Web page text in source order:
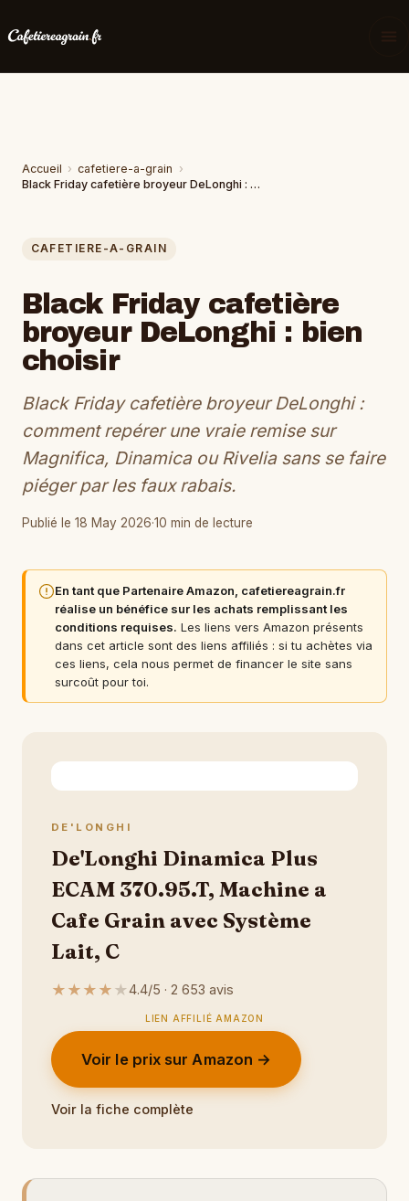
Accueil › cafetiere-a-grain ›
Black Friday cafetière broyeur DeLonghi : bien choisir
CAFETIERE-A-GRAIN
Black Friday cafetière
broyeur DeLonghi : bien
choisir
Black Friday cafetière broyeur DeLonghi :
comment repérer une vraie remise sur
Magnifica, Dinamica ou Rivelia sans se faire
piéger par les faux rabais.
Publié le 18 May 2026·10 min de lecture
En tant que Partenaire Amazon, cafetiereagrain.fr
réalise un bénéfice sur les achats remplissant les
conditions requises. Les liens vers Amazon présents
dans cet article sont des liens affiliés : si tu achètes via
ces liens, cela nous permet de financer le site sans
surcoût pour toi.
DE'LONGHI
De'Longhi Dinamica Plus
ECAM 370.95.T, Machine a
Cafe Grain avec Système
Lait, C
★ ★ ★ ★ ★4.4/5 · 2 653 avis
LIEN AFFILIÉ AMAZON
Voir le prix sur Amazon →
Voir la fiche complète